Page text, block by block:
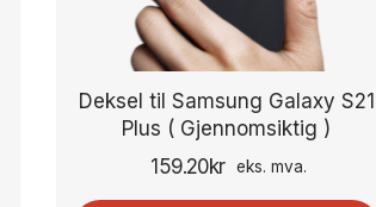
Deksel til Samsung Galaxy S21
Plus ( Gjennomsiktig )
159.20kr eks. mva.